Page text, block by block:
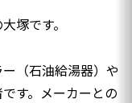
塚です。
（石油給湯器）や
す。メーカーとの